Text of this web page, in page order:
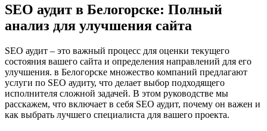
SEO аудит в Белогорске: Полный
анализ для улучшения сайта
SEO аудит – это важный процесс для оценки текущего
состояния вашего сайта и определения направлений для его
улучшения. в Белогорске множество компаний предлагают
услуги по SEO аудиту, что делает выбор подходящего
исполнителя сложной задачей. В этом руководстве мы
расскажем, что включает в себя SEO аудит, почему он важен и
как выбрать лучшего специалиста для вашего проекта.